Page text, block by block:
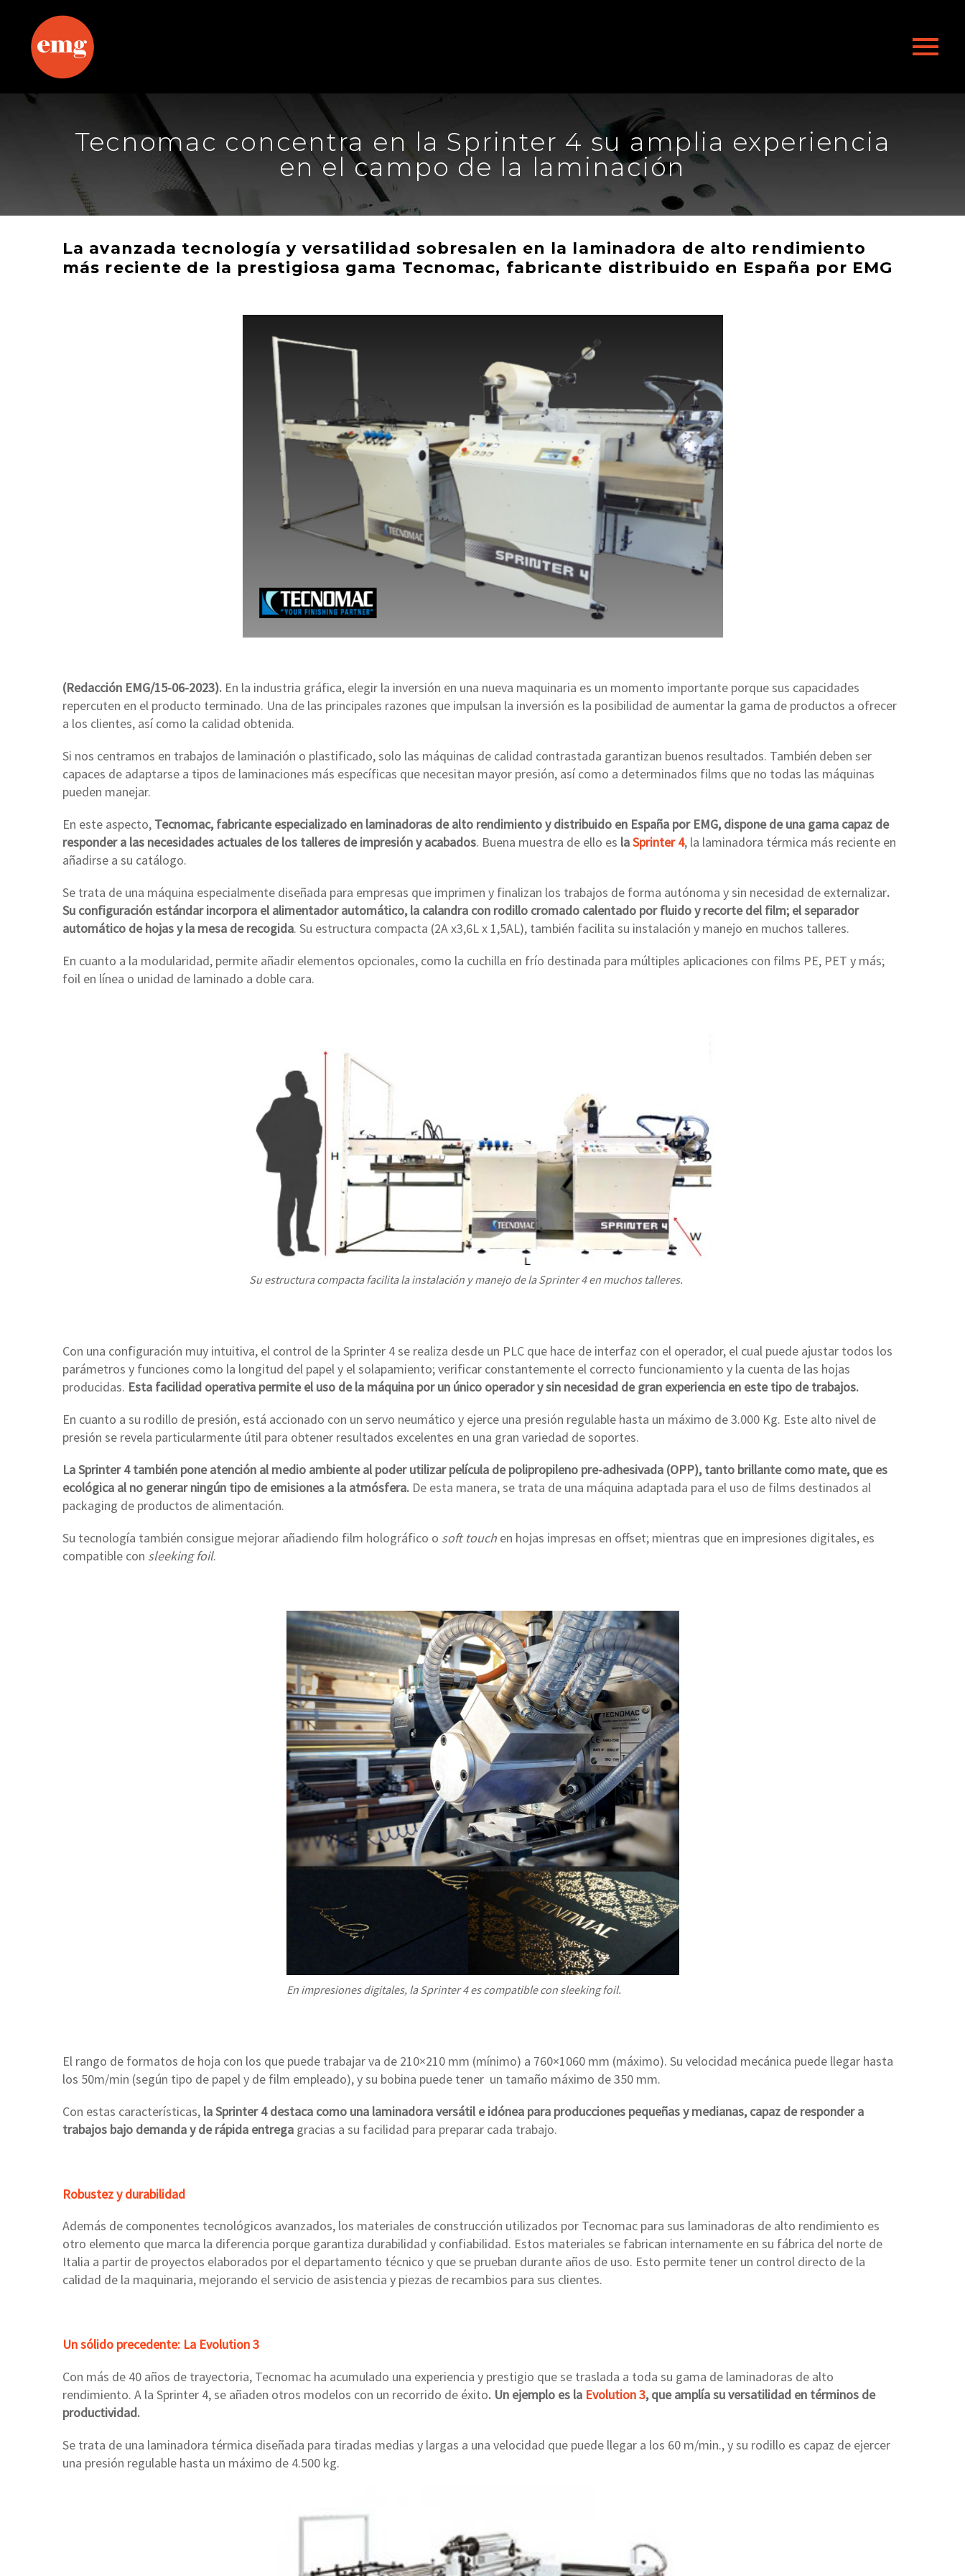
Tecnomac concentra en la Sprinter 4 su amplia experiencia
en el campo de la laminación
La avanzada tecnología y versatilidad sobresalen en la laminadora de alto rendimiento
más reciente de la prestigiosa gama Tecnomac, fabricante distribuido en España por EMG
(Redacción EMG/15-06-2023). En la industria gráfica, elegir la inversión en una nueva maquinaria es un momento importante porque sus capacidades
repercuten en el producto terminado. Una de las principales razones que impulsan la inversión es la posibilidad de aumentar la gama de productos a ofrecer
a los clientes, así como la calidad obtenida.
Si nos centramos en trabajos de laminación o plastificado, solo las máquinas de calidad contrastada garantizan buenos resultados. También deben ser
capaces de adaptarse a tipos de laminaciones más específicas que necesitan mayor presión, así como a determinados films que no todas las máquinas
pueden manejar.
En este aspecto, Tecnomac, fabricante especializado en laminadoras de alto rendimiento y distribuido en España por EMG, dispone de una gama capaz de
responder a las necesidades actuales de los talleres de impresión y acabados. Buena muestra de ello es laSprinter 4, la laminadora térmica más reciente en
añadirse a su catálogo.
Se trata de una máquina especialmente diseñada para empresas que imprimen y finalizan los trabajos de forma autónoma y sin necesidad de externalizar.
Su configuración estándar incorpora el alimentador automático, la calandra con rodillo cromado calentado por fluido y recorte del film; el separador
automático de hojas y la mesa de recogida. Su estructura compacta (2A x3,6L x 1,5AL), también facilita su instalación y manejo en muchos talleres.
En cuanto a la modularidad, permite añadir elementos opcionales, como la cuchilla en frío destinada para múltiples aplicaciones con films PE, PET y más;
foil en línea o unidad de laminado a doble cara.
Su estructura compacta facilita la instalación y manejo de la Sprinter 4 en muchos talleres.
Con una configuración muy intuitiva, el control de la Sprinter 4 se realiza desde un PLC que hace de interfaz con el operador, el cual puede ajustar todos los
parámetros y funciones como la longitud del papel y el solapamiento; verificar constantemente el correcto funcionamiento y la cuenta de las hojas
producidas. Esta facilidad operativa permite el uso de la máquina por un único operador y sin necesidad de gran experiencia en este tipo de trabajos.
En cuanto a su rodillo de presión, está accionado con un servo neumático y ejerce una presión regulable hasta un máximo de 3.000 Kg. Este alto nivel de
presión se revela particularmente útil para obtener resultados excelentes en una gran variedad de soportes.
La Sprinter 4 también pone atención al medio ambiente al poder utilizar película de polipropileno pre-adhesivada (OPP), tanto brillante como mate, que es
ecológica al no generar ningún tipo de emisiones a la atmósfera. De esta manera, se trata de una máquina adaptada para el uso de films destinados al
packaging de productos de alimentación.
Su tecnología también consigue mejorar añadiendo film holográfico o soft touch en hojas impresas en offset; mientras que en impresiones digitales, es
compatible con sleeking foil.
En impresiones digitales, la Sprinter 4 es compatible con sleeking foil.
El rango de formatos de hoja con los que puede trabajar va de 210×210 mm (mínimo) a 760×1060 mm (máximo). Su velocidad mecánica puede llegar hasta
los 50m/min (según tipo de papel y de film empleado), y su bobina puede tener un tamaño máximo de 350 mm.
Con estas características, la Sprinter 4 destaca como una laminadora versátil e idónea para producciones pequeñas y medianas, capaz de responder a
trabajos bajo demanda y de rápida entrega gracias a su facilidad para preparar cada trabajo.
Robustez y durabilidad
Además de componentes tecnológicos avanzados, los materiales de construcción utilizados por Tecnomac para sus laminadoras de alto rendimiento es
otro elemento que marca la diferencia porque garantiza durabilidad y confiabilidad. Estos materiales se fabrican internamente en su fábrica del norte de
Italia a partir de proyectos elaborados por el departamento técnico y que se prueban durante años de uso. Esto permite tener un control directo de la
calidad de la maquinaria, mejorando el servicio de asistencia y piezas de recambios para sus clientes.
Un sólido precedente: La Evolution 3
Con más de 40 años de trayectoria, Tecnomac ha acumulado una experiencia y prestigio que se traslada a toda su gama de laminadoras de alto
rendimiento. A la Sprinter 4, se añaden otros modelos con un recorrido de éxito. Un ejemplo es la Evolution 3, que amplía su versatilidad en términos de
productividad.
Se trata de una laminadora térmica diseñada para tiradas medias y largas a una velocidad que puede llegar a los 60 m/min., y su rodillo es capaz de ejercer
una presión regulable hasta un máximo de 4.500 kg.